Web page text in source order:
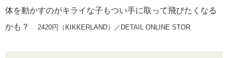
体を動かすのがキライな子もつい手に取って飛びたくなる
かも？ 2420円（KIKKERLAND）／DETAIL ONLINE STOR